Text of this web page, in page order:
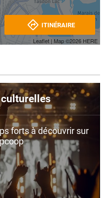
Leaflet | Map ©2026 HERE
ITINÉRAIRE
forts à découvrir sur